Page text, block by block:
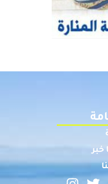
خبر